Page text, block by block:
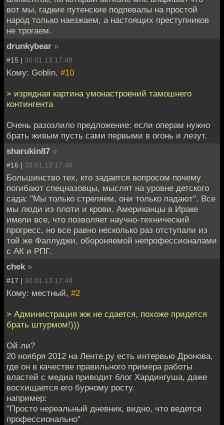
вот мы, гадкие путенские подпевалы на простой
народ только наезжаем, а настоящих преступников
не трогаем.
drunkybear »
#15 | 30.01.13 17:48
Кому: Goblin, #10
> изрядная картина умонастроений тамошнего
контингента
Очень разозлило предложение: если операм нужно
брать живым пусть сами первыми в огонь и лезут.
sharukin87 »
#16 | 30.01.13 17:48
Большинство тех, кто задается вопросом почему
погибают спецназовцы, мыслят на уровне детского
сада: "Мы только стреляем, они только падают". Все
мы люди из плоти и крови. Американцы в Ираке
имели все, что позволяет научно-технический
прогресс, но все равно несколько раз отступали из
той же Фаллуджи, обороняемой непрофессионалами
с АК и РПГ.
chek »
#17 | 30.01.13 17:48
Кому: местный, #2
> Администрация жж не сдается, похоже придется
брать штурмом!)))
Ой ли?
20 ноября 2012 на Ленте.ру есть интервью Дронова,
где он в качестве правильного примера работы
властей с медиа приводит блог Хардингуша, даже
восхищается его бурному росту.
например:
"Просто нереальный дневник, видно, что ведется
профессионально"